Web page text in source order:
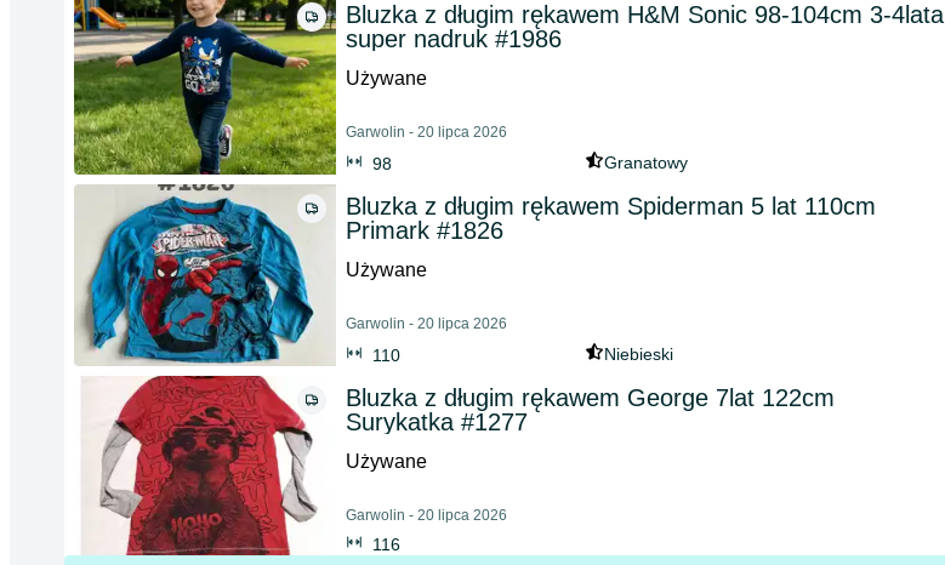
Bluzka z długim rękawem H&M Sonic 98-104cm 3-4lata
super nadruk #1986
Używane
Garwolin - 20 lipca 2026
98 Granatowy
Bluzka z długim rękawem Spiderman 5 lat 110cm
Primark #1826
Używane
Garwolin - 20 lipca 2026
110 Niebieski
Bluzka z długim rękawem George 7lat 122cm
Surykatka #1277
Używane
Garwolin - 20 lipca 2026
116